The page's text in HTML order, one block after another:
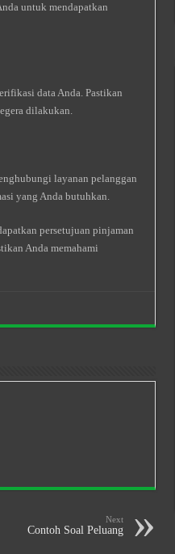
untuk mendapatkan
data Anda. Pastikan
dilakukan.
layanan pelanggan
yang Anda butuhkan.
persetujuan pinjaman
Anda memahami
Next
Contoh Soal Peluang